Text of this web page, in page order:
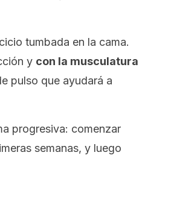
tumbada en la cama.
y con la musculatura
pulso que ayudará a
progresiva: comenzar
semanas, y luego